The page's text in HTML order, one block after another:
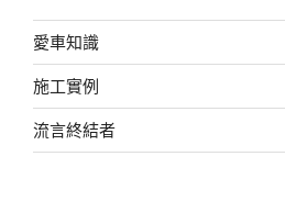
愛車知識
施工實例
流言終結者